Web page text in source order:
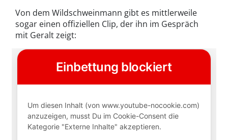
Von dem Wildschweinmann gibt es mittlerweile
sogar einen offiziellen Clip, der ihn im Gespräch
mit Geralt zeigt: